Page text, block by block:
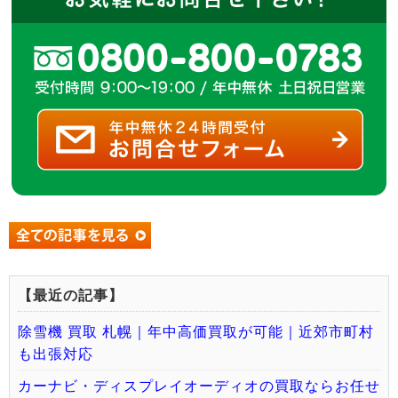
【最近の記事】
除雪機 買取 札幌｜年中高価買取が可能｜近郊市町村
も出張対応
カーナビ・ディスプレイオーディオの買取ならお任せ